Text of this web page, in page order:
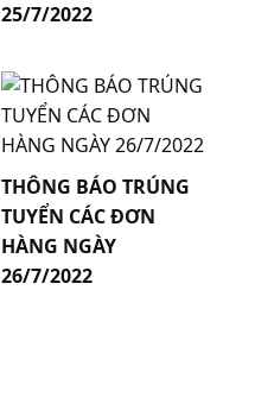
25/7/2022
THÔNG BÁO TRÚNG
TUYỂN CÁC ĐƠN
HÀNG NGÀY
26/7/2022